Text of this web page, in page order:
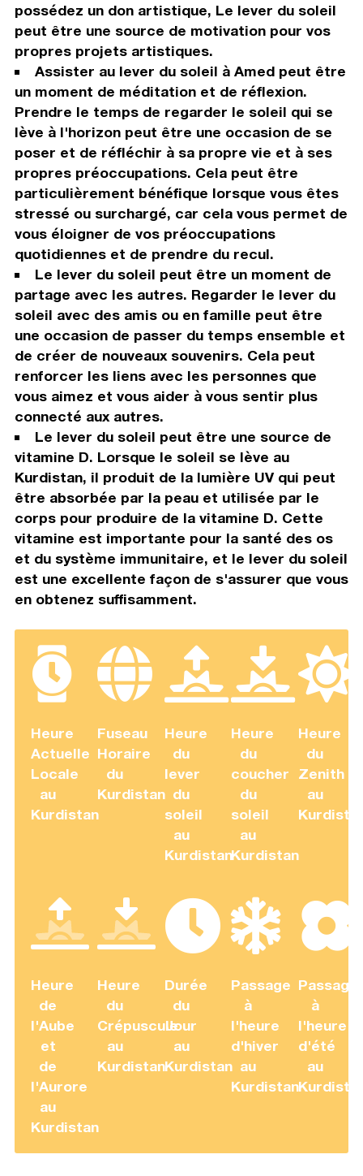
possédez un don artistique, Le lever du soleil
peut être une source de motivation pour vos
propres projets artistiques.
Assister au lever du soleil à Amed peut être
un moment de méditation et de réflexion.
Prendre le temps de regarder le soleil qui se
lève à l'horizon peut être une occasion de se
poser et de réfléchir à sa propre vie et à ses
propres préoccupations. Cela peut être
particulièrement bénéfique lorsque vous êtes
stressé ou surchargé, car cela vous permet de
vous éloigner de vos préoccupations
quotidiennes et de prendre du recul.
Le lever du soleil peut être un moment de
partage avec les autres. Regarder le lever du
soleil avec des amis ou en famille peut être
une occasion de passer du temps ensemble et
de créer de nouveaux souvenirs. Cela peut
renforcer les liens avec les personnes que
vous aimez et vous aider à vous sentir plus
connecté aux autres.
Le lever du soleil peut être une source de
vitamine D. Lorsque le soleil se lève au
Kurdistan, il produit de la lumière UV qui peut
être absorbée par la peau et utilisée par le
corps pour produire de la vitamine D. Cette
vitamine est importante pour la santé des os
et du système immunitaire, et le lever du soleil
est une excellente façon de s'assurer que vous
en obtenez suffisamment.
Heure
Actuelle
Locale
au
Kurdistan
Fuseau
Horaire
du
Kurdistan
Heure
du
lever
du
soleil
au
Kurdistan
Heure
du
coucher
du
soleil
au
Kurdistan
Heure
du
Zenith
au
Heure
de
l'Aube
et
de
l'Aurore
au
Kurdistan
Heure
du
Crépuscule
au
Kurdistan
Durée
du
Jour
au
Kurdistan
Passage
à
l'heure
d'hiver
au
Kurdistan
Passage
à
l'heure
d'été
au